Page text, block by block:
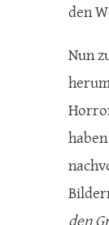
den
Nun
den